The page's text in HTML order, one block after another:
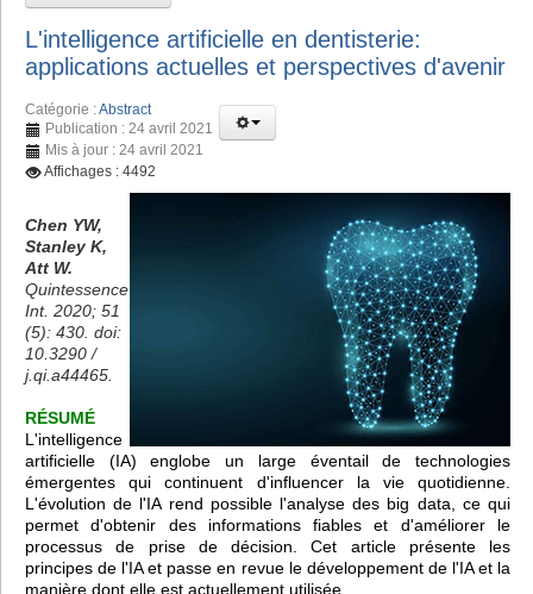
L'intelligence artificielle en dentisterie:
applications actuelles et perspectives d'avenir
Catégorie :Abstract
Publication : 24 avril 2021
Mis à jour : 24 avril 2021
Affichages : 4492
Chen YW,
Stanley K,
Att W.
Quintessence
Int. 2020; 51
(5): 430. doi:
10.3290 /
j.qi.a44465.
RÉSUMÉ
L'intelligence
artificielle (IA) englobe un large éventail de technologies
émergentes qui continuent d'influencer la vie quotidienne.
L'évolution de l'IA rend possible l'analyse des big data, ce qui
permet d'obtenir des informations fiables et d'améliorer le
processus de prise de décision. Cet article présente les
principes de l'IA et passe en revue le développement de l'IA et la
manière dont elle est actuellement utilisée.